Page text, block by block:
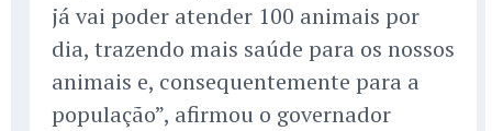
já vai poder atender 100 animais por
dia, trazendo mais saúde para os nossos
animais e, consequentemente para a
população”, afirmou o governador